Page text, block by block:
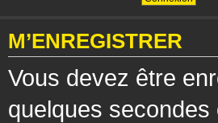
M’ENREGISTRER
Vous devez être
quelques secondes